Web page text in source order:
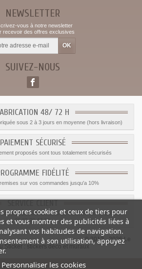
NEWSLETTER
vous à notre newsletter
recevoir des offres exclusives
SUIVEZ-NOUS
48/ 72 H
sous 2 à 3 jours en moyenne (hors livraison)
PAIEMENT SÉCURISÉ
proposés sont tous totalement sécurisés
FIDÉLITÉ
sur vos commandes jusqu'a 10%
disposition du lundi au vendredi de 8h à 17h
09.82.28.47.69.
© 2012 - 2026 Le
Sticker :
stickers déco et muraux
propres cookies et ceux de tiers pour
et vous montrer des publicités liées à
vos habitudes de navigation.
à son utilisation, appuyez
Personnaliser les cookies